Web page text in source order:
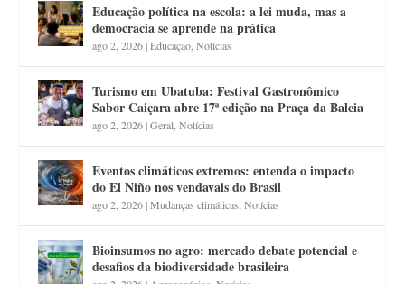
Educação política na escola: a lei muda, mas a
democracia se aprende na prática
ago 2, 2026|Educação ,Notícias
Turismo em Ubatuba: Festival Gastronômico
Sabor Caiçara abre 17ª edição na Praça da Baleia
ago 2, 2026|Geral ,Notícias
Eventos climáticos extremos: entenda o impacto
do El Niño nos vendavais do Brasil
ago 2, 2026|Mudanças climáticas ,Notícias
Bioinsumos no agro: mercado debate potencial e
desafios da biodiversidade brasileira